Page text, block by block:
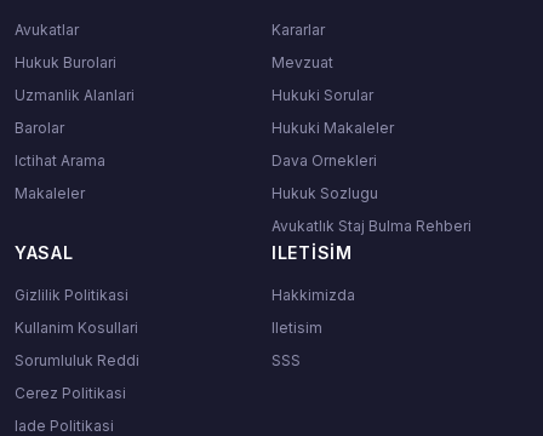
Avukatlar
Hukuk Burolari
Uzmanlik Alanlari
Barolar
Ictihat Arama
Makaleler
Kararlar
Mevzuat
Hukuki Sorular
Hukuki Makaleler
Dava Ornekleri
Hukuk Sozlugu
Avukatlık Staj Bulma Rehberi
YASAL
Gizlilik Politikasi
Kullanim Kosullari
Sorumluluk Reddi
Cerez Politikasi
Iade Politikasi
ILETISIM
Hakkimizda
Iletisim
SSS